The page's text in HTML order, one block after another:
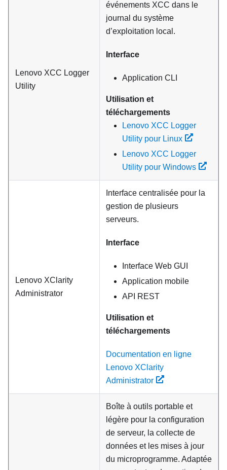
Lenovo XCC Logger
Utility
événements XCC dans le
journal du système
d’exploitation local.
Interface
Application CLI
Utilisation et
téléchargements
Lenovo XCC Logger
Utility pour Linux
Lenovo XCC Logger
Utility pour Windows
Lenovo XClarity
Administrator
Interface centralisée pour la
gestion de plusieurs
serveurs.
Interface
Interface Web GUI
Application mobile
API REST
Utilisation et
téléchargements
Documentation en ligne
Lenovo XClarity
Administrator
Boîte à outils portable et
légère pour la configuration
de serveur, la collecte de
données et les mises à jour
du microprogramme. Adaptée